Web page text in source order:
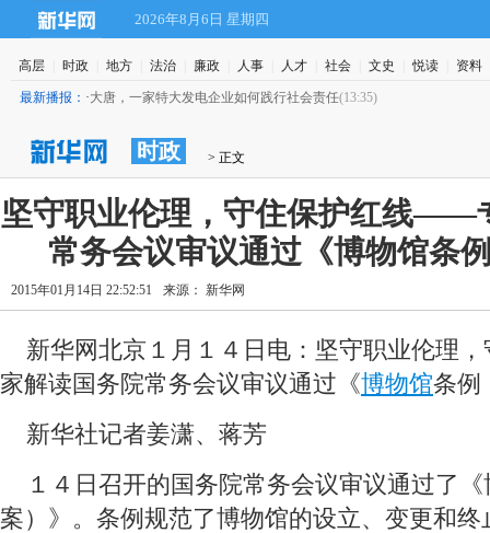
2026年8月6日 星期四
高层 时政 地方 法治 廉政 人事 人才 社会 文史 悦读 资料
最新播报： ·大唐，一家特大发电企业如何践行社会责任(13:35)
时政 > 正文
坚守职业伦理，守住保护红线——
常务会议审议通过《博物馆条
2015年01月14日 22:52:51 来源： 新华网
新华网北京１月１４日电：坚守职业伦理
家解读国务院常务会议审议通过《博物馆条例
新华社记者姜潇、蒋芳
１４日召开的国务院常务会议审议通过了《
案）》。条例规范了博物馆的设立、变更和